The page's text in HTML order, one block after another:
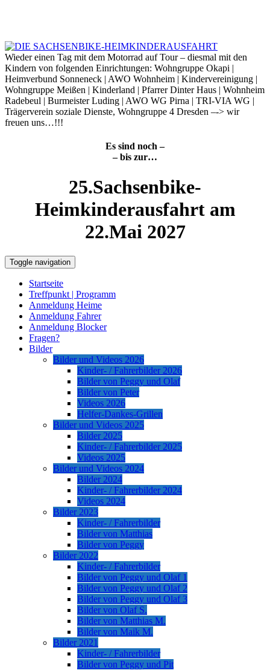
Wieder einen Tag mit dem Motorrad auf Tour – diesmal mit den
Kindern von folgenden Einrichtungen: Wohngruppe Okapi |
Heimverbund Sonneneck | AWO Wohnheim | Kindervereinigung |
Wohngruppe Meißen | Kinderland | Pfarrer Dinter Haus | Wohnheim
Radebeul | Burmeister Luding | AWO WG Pirna | TRI-VIA WG |
Trägerverein soziale Dienste, Wohngruppe 4 Dresden –-> wir
freuen uns…!!!
Es sind noch –
– bis zur…
25.Sachsenbike-
Heimkinderausfahrt am
22.Mai 2027
Toggle navigation
Startseite
Treffpunkt | Programm
Anmeldung Heime
Anmeldung Fahrer
Anmeldung Blocker
Fragen?
Bilder
Bilder und Videos 2026
Kinder- / Fahrerbilder 2026
Bilder von Peggy und Olaf
Bilder von Peter
Videos 2026
Helfer-Dankes-Grillen
Bilder und Videos 2025
Bilder 2025
Kinder- / Fahrerbilder 2025
Videos 2025
Bilder und Videos 2024
Bilder 2024
Kinder- / Fahrerbilder 2024
Videos 2024
Bilder 2023
Kinder- / Fahrerbilder
Bilder von Matthias
Bilder von Peggy
Bilder 2022
Kinder- / Fahrerbilder
Bilder von Peggy und Olaf 1
Bilder von Peggy und Olaf 2
Bilder von Peggy und Olaf 3
Bilder von Olaf S.
Bilder von Matthias M.
Bilder von Maik M.
Bilder 2021
Kinder- / Fahrerbilder
Bilder von Peggy und Pit